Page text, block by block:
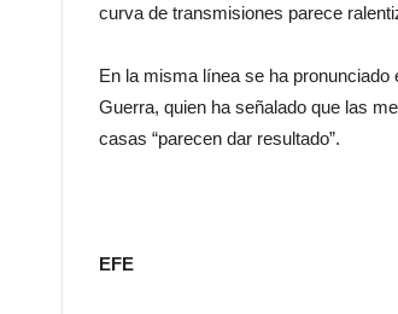
curva de transmisiones parece
En la misma línea se ha
Guerra, quien ha señalado que las
casas “parecen dar resultado”.
EFE